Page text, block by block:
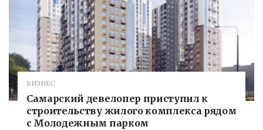
БИЗНЕС
Самарский девелопер приступил к
строительству жилого комплекса рядом
с Молодежным парком